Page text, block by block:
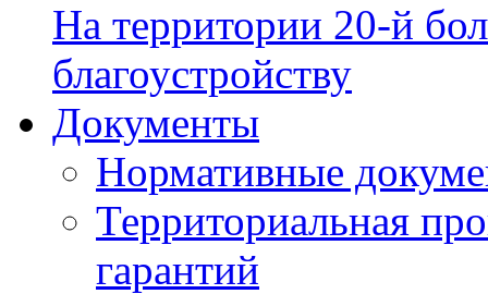
На территории 20-й
благоустройству
Документы
Нормативные
Территориальная
гарантий